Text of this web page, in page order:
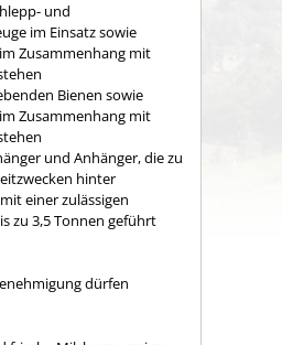
und
im Einsatz sowie
Zusammenhang mit
Bienen sowie
Zusammenhang mit
und Anhänger, die zu
hinter
einer zulässigen
zu 3,5 Tonnen geführt
dürfen